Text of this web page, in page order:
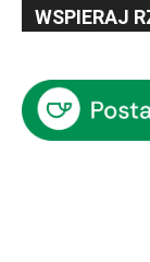
WSPIERAJ